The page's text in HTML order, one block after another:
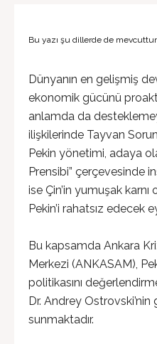
Bu yazı şu dillerde de
Dünyanın en gelişmiş
ekonomik gücünü
anlamda da
ilişkilerinde Tayvan
Pekin yönetimi, adaya
Prensibi” çerçevesinde
ise Çin’in yumuşak
Pekin’i rahatsız edecek
Bu kapsamda Ankara
Merkezi (ANKASAM),
politikasını
Dr. Andrey
sunmaktadır.